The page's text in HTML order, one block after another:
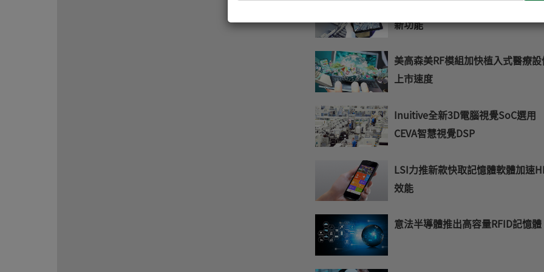
新功能
美高森美RF模組加快植入式醫療
上市速度
Inuitive全新3D電腦視覺SoC選用
CEVA智慧視覺DSP
LSI力推新款快取記憶體軟體加速
效能
意法半導體推出高容量RFID記憶體
您
E-
mail